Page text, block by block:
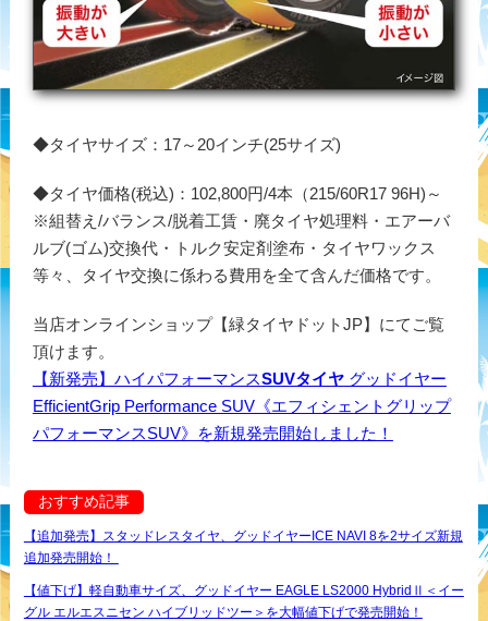
◆タイヤサイズ：17～20インチ(25サイズ)
◆タイヤ価格(税込)：102,800円/4本（215/60R17 96H)～
※組替え/バランス/脱着工賃・廃タイヤ処理料・エアーバ
ルブ(ゴム)交換代・トルク安定剤塗布・タイヤワックス
等々、タイヤ交換に係わる費用を全て含んだ価格です。
当店オンラインショップ【緑タイヤドットJP】にてご覧
頂けます。
【新発売】ハイパフォーマンスSUVタイヤグッドイヤー
EfficientGrip Performance SUV《エフィシェントグリップ
パフォーマンスSUV》を新規発売開始しました！
おすすめ記事
【追加発売】スタッドレスタイヤ、グッドイヤーICE NAVI 8を2サイズ新規
追加発売開始！
【値下げ】軽自動車サイズ、グッドイヤー EAGLE LS2000 HybridⅡ＜イー
グル エルエスニセン ハイブリッドツー＞を大幅値下げで発売開始！